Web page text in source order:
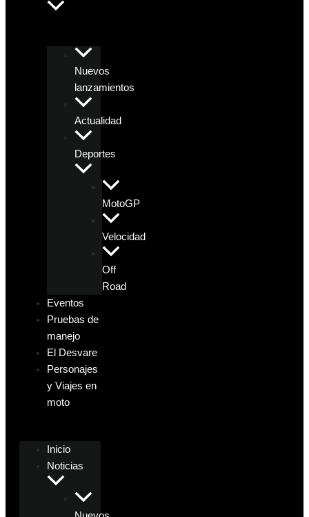
Nuevos
lanzamientos
Actualidad
Deportes
MotoGP
Velocidad
Off
Road
Eventos
Pruebas de
manejo
El Desvare
Personajes
y Viajes en
moto
Inicio
Noticias